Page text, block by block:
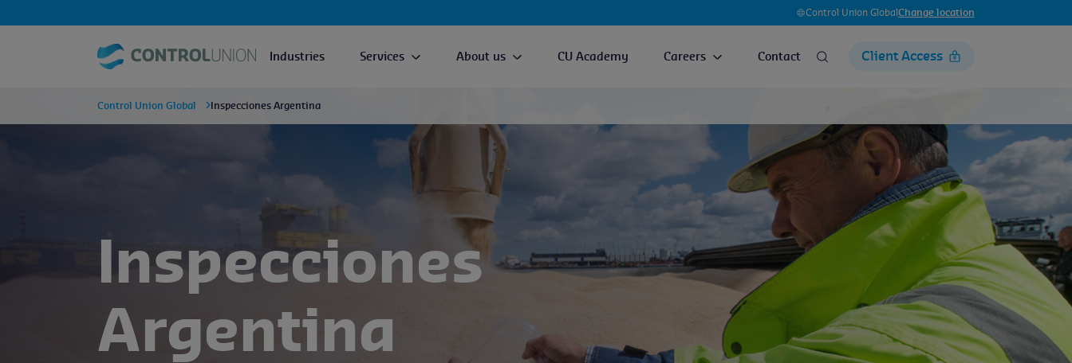
Control Union GlobalChange location
Industries Services About us CU Academy Careers Contact Client Access
Control Union Global Inspecciones Argentina
Inspecciones
Argentina